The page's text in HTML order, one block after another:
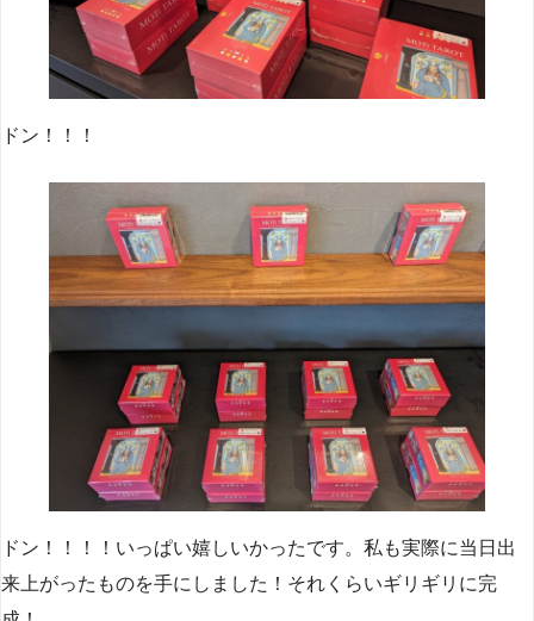
ドン！！！
ドン！！！！いっぱい嬉しいかったです。私も実際に当日出
来上がったものを手にしました！それくらいギリギリに完